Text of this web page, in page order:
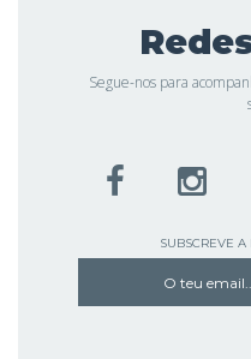
Segue-nos para
SUBSCREVE A